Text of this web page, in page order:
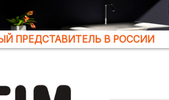
ПРЕДСТАВИТЕЛЬ В РОССИИ